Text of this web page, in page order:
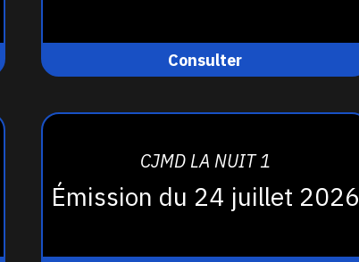
Consulter
CJMD LA NUIT 1
Émission du 24 juillet 2026